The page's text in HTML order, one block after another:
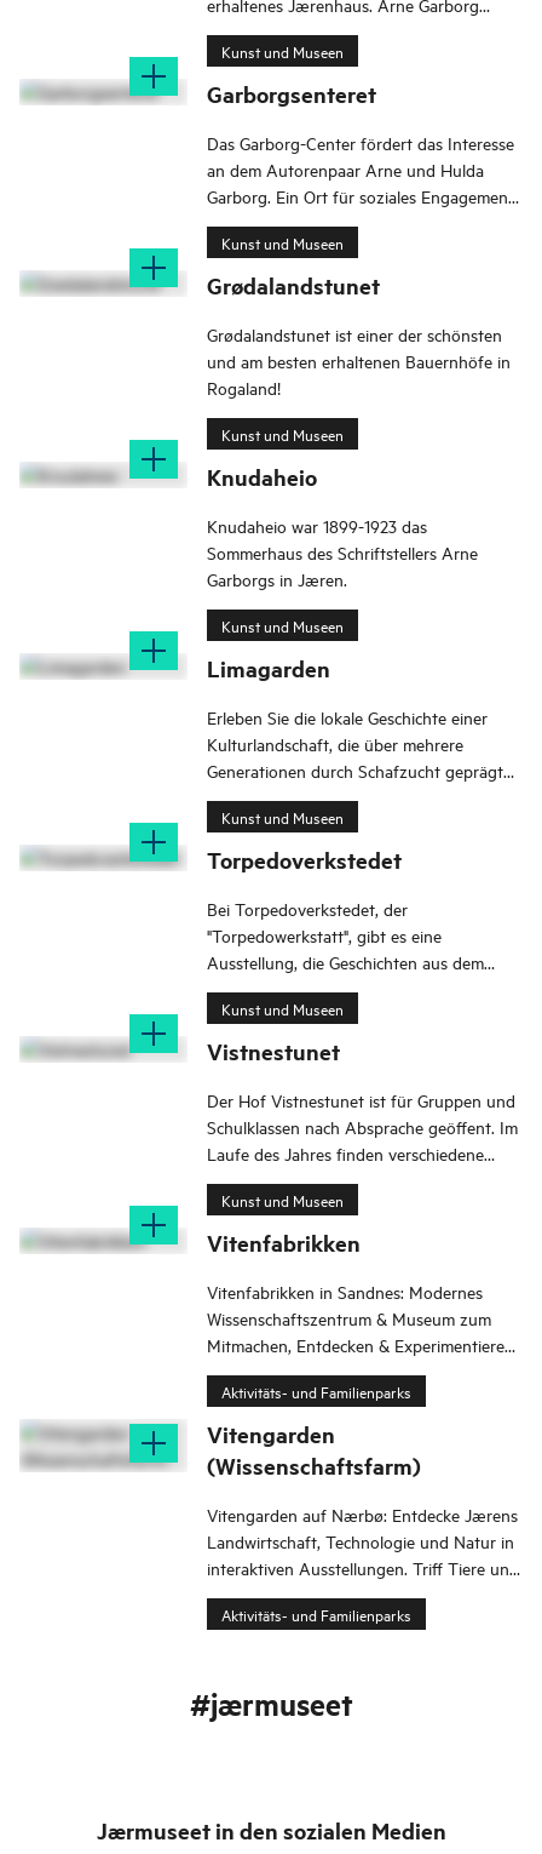
Kunst und Museen
Garborgsenteret
Das Garborg-Center fördert das Interesse
an dem Autorenpaar Arne und Hulda
Garborg. Ein Ort für soziales Engagement,
Wissen, Demokratie, Lesen und Kreativität.
Kunst und Museen
Grødalandstunet
Grødalandstunet ist einer der schönsten
und am besten erhaltenen Bauernhöfe in
Rogaland!
Kunst und Museen
Knudaheio
Knudaheio war 1899-1923 das
Sommerhaus des Schriftstellers Arne
Garborgs in Jæren.
Kunst und Museen
Limagarden
Erleben Sie die lokale Geschichte einer
Kulturlandschaft, die über mehrere
Generationen durch Schafzucht geprägt
wurde.
Kunst und Museen
Torpedoverkstedet
Bei Torpedoverkstedet, der
"Torpedowerkstatt", gibt es eine
Ausstellung, die Geschichten aus dem
Zweiten Weltkrieg vermittelt. Die
Ausstellung schildert den Krieg durch die
Augen der Lokalbevölkerung. Deren
Geschichten werden mit dem Rest der Welt
in Verbindung gebracht, und du siehst die
lokale Geschichte im internationalen
Zusammenhang.
Kunst und Museen
Vistnestunet
Der Hof Vistnestunet ist für Gruppen und
Schulklassen nach Absprache geöffent. Im
Laufe des Jahres finden verschiedene
Aktivitäten statt, die Umgebungen lädt zu
Spaziergängen ein.
Kunst und Museen
Vitenfabrikken
Vitenfabrikken in Sandnes: Modernes
Wissenschaftszentrum & Museum zum
Mitmachen, Entdecken & Experimentieren
in Naturwissenschaften, Mathematik &
Technik.
Aktivitäts- und Familienparks
Vitengarden
(Wissenschaftsfarm)
Vitengarden auf Nærbø: Entdecke Jærens
Landwirtschaft, Technologie und Natur in
interaktiven Ausstellungen. Triff Tiere und
spring ins Heu!
Aktivitäts- und Familienparks
#jærmuseet
Jærmuseet in den sozialen Medien